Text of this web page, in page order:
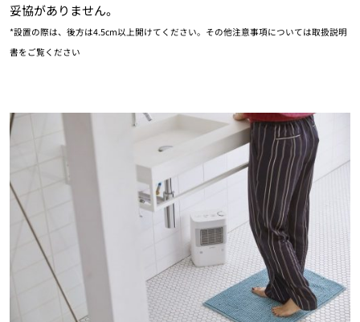
妥協がありません。
*設置の際は、後方は4.5cm以上開けてください。その他注意事項については取扱説明
書をご覧ください